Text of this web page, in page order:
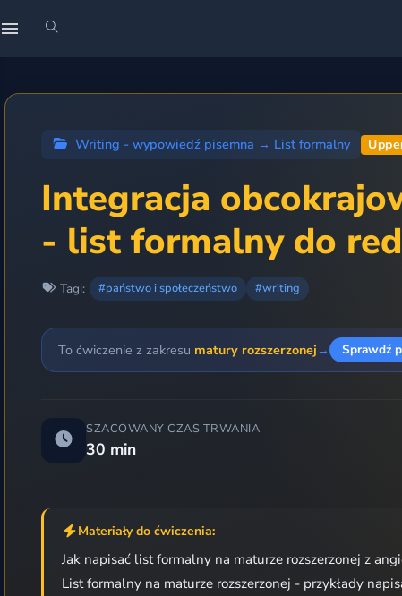
Writing - wypowiedź pisemna → List formalny
Integracja
- list formalny do
Tagi: #państwo i społeczeństwo #writing
To ćwiczenie z zakresu matury rozszerzonej→ Sprawdź
SZACOWANY CZAS TRWANIA
30 min
Materiały do ćwiczenia:
Jak napisać list formalny na maturze rozszerzonej z
List formalny na maturze rozszerzonej - przykłady